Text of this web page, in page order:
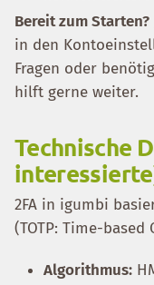
Bereit zum Starten?
in den
Fragen oder
hilft gerne weiter.
Technische
2FA in igumbi
(TOTP: Time-based
Algorithmus: